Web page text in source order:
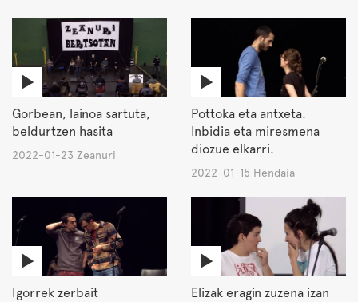
Gorbean, lainoa sartuta,
beldurtzen hasita
2022-01-23 Zeanuri
Pottoka eta antxeta.
Inbidia eta miresmena
diozue elkarri.
2022-01-15 Hendaia
Igorrek zerbait
Elizak eragin zuzena izan